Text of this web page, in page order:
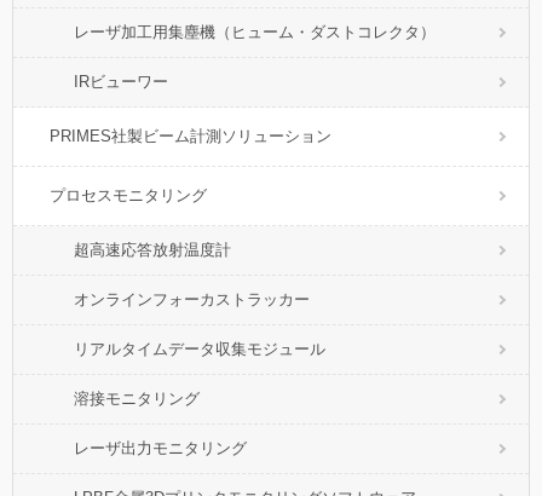
レーザ加工用集塵機（ヒューム・ダストコレクタ）
IRビューワー
PRIMES社製ビーム計測ソリューション
プロセスモニタリング
超高速応答放射温度計
オンラインフォーカストラッカー
リアルタイムデータ収集モジュール
溶接モニタリング
レーザ出力モニタリング